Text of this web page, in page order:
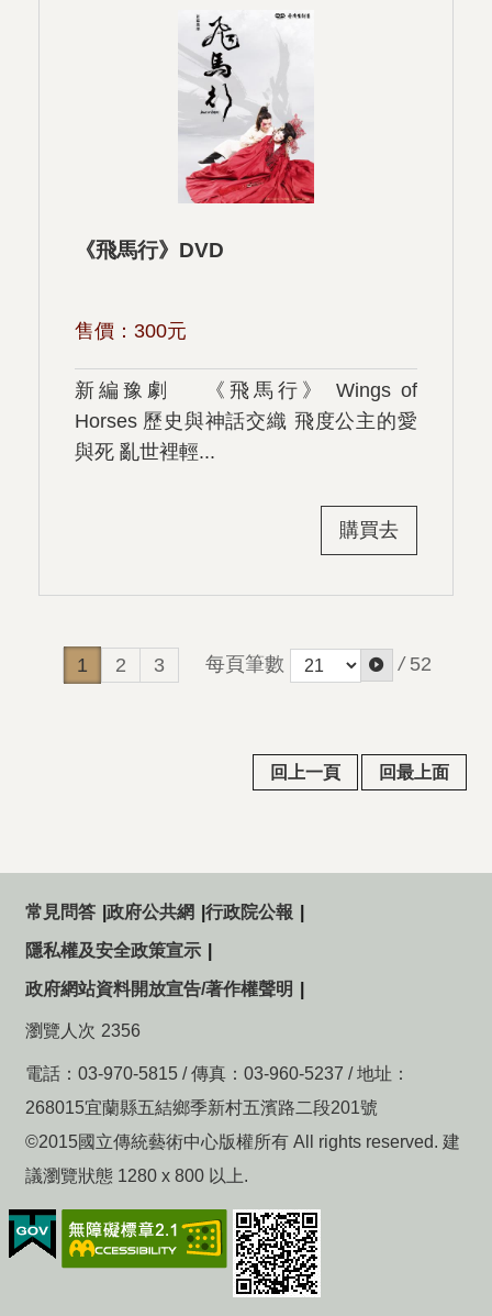
《飛馬行》DVD
售價： 300元
新編豫劇 《飛馬行》 Wings of
Horses 歷史與神話交織 飛度公主的愛
與死 亂世裡輕...
購買去
1 2 3 每頁筆數 / 52
回上一頁 回最上面
常見問答 政府公共網 行政院公報
隱私權及安全政策宣示
政府網站資料開放宣告/著作權聲明
瀏覽人次 2356
電話：03-970-5815 / 傳真：03-960-5237 / 地址：
268015宜蘭縣五結鄉季新村五濱路二段201號
©2015國立傳統藝術中心版權所有 All rights reserved. 建
議瀏覽狀態 1280 x 800 以上.